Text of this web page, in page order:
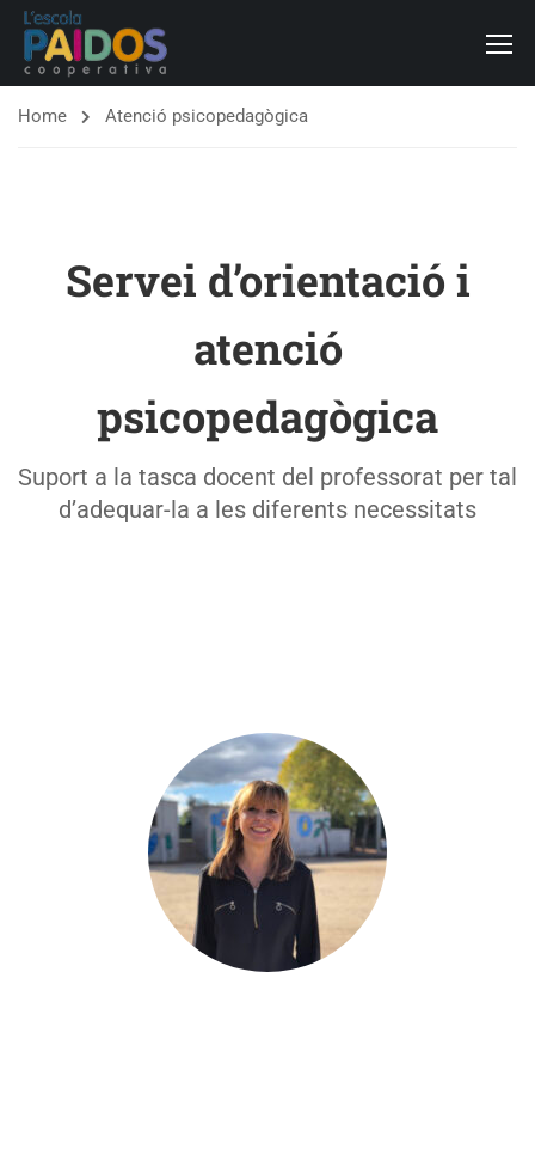
Home Atenció psicopedagògica
Servei d’orientació i
atenció
psicopedagògica
Suport a la tasca docent del professorat per tal
d’adequar-la a les diferents necessitats